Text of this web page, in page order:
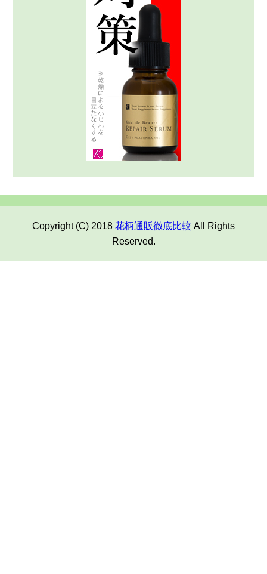
Copyright (C) 2018 花柄通販徹底比較 All Rights
Reserved.